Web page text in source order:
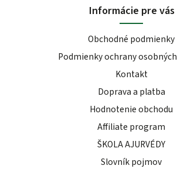
Informácie pre vás
Obchodné podmienky
Podmienky ochrany
Kontakt
Doprava a platba
Hodnotenie obchodu
Affiliate program
ŠKOLA AJURVÉDY
Slovník pojmov